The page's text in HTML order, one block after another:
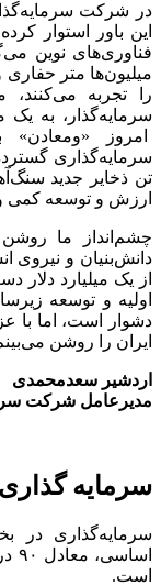
در شرکت
این باور استوار
فناوری‌های نوین
میلیون‌ها متر
را تجربه
سرمایه‌گذار، به یک
امروز
تن ذخایر جدید
ارزش و توسعه کمی و
چشم‌انداز ما
از یک میلیارد
اولیه و توسعه
دشوار است، اما با
ایران را روشن
اردشیر سعدمحمدی
مدیرعامل شرکت
سرمایه
سرمایه‌گذاری در
است.